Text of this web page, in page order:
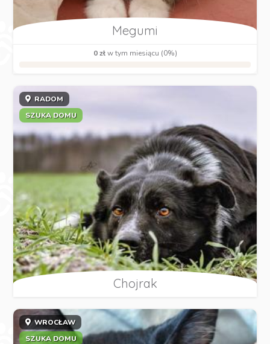
Megumi
0 złw tym miesiącu (0%)
RADOM
SZUKA DOMU
Chojrak
WROCŁAW
SZUKA DOMU